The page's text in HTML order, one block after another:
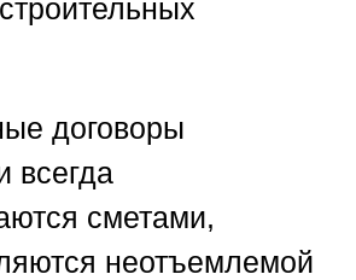
договоры
всегда
сметами,
неотъемлемой